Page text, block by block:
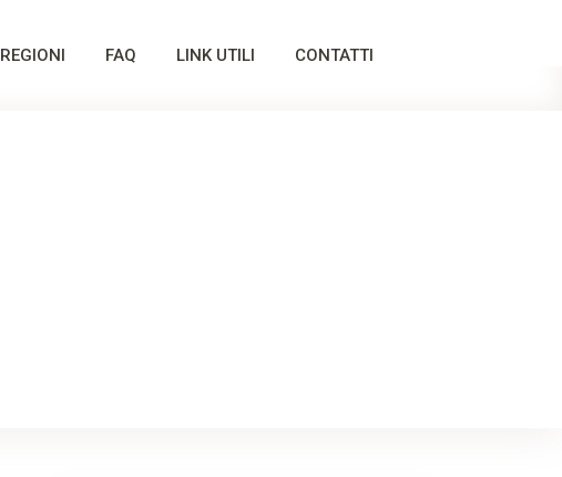
REGIONI FAQ LINK UTILI CONTATTI